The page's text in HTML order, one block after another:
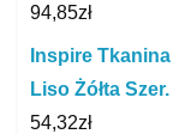
94,85zł
Inspire
Liso Żółta
54,32zł